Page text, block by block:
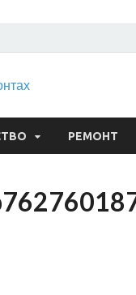
Всё о
РЕМОНТ